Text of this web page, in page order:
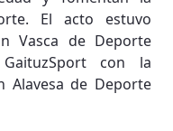
El acto estuvo
Vasca de Deporte
con la
Alavesa de Deporte